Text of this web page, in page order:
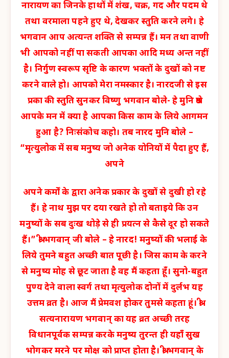
नारायण का जिनके हाथों में शंख, चक्र, गद और पदम थे
तथा वरमाला पहने हुए थे, देखकर स्तुति करने लगे। हे
भगवान आप अत्यन्त शक्ति से सम्पन्न हैं। मन तथा वाणी
भी आपको नहीं पा सकती आपका आदि मध्य अन्त नहीं
है। निर्गुण स्वरूप सृष्टि के कारण भक्तों के दुखों को नष्ट
करने वाले हो। आपको मेरा नमस्कार है। नारदजी से इस
प्रका की स्तुति सुनकर विष्णु भगवान बोले- हे मुनि श्रेष्ठ
आपके मन में क्या है आपका किस काम के लिये आगमन
हुआ है? निःसंकोच कहो। तब नारद मुनि बोले –
“मृत्युलोक में सब मनुष्य जो अनेक योनियों में पैदा हुए हैं,
अपने
अपने कर्मों के द्वारा अनेक प्रकार के दुखों से दुखी हो रहे
हैं। हे नाथ मुझ पर दया रखते हो तो बताइये कि उन
मनुष्यों के सब दुःख थोड़े से ही प्रयत्न से कैसे दूर हो सकते
हैं।” श्री भगवान् जी बोले – हे नारद! मनुष्यों की भलाई के
लिये तुमने बहुत अच्छी बात पूछी है। जिस काम के करने
से मनुष्य मोह से छूट जाता है वह मैं कहता हूँ। सुनो-बहुत
पुण्य देने वाला स्वर्ग तथा मृत्युलोक दोनों में दुर्लभ यह
उत्तम व्रत है। आज मैं प्रेमवश होकर तुमसे कहता हूं। श्री
सत्यनारायण भगवान् का यह व्रत अच्छी तरह
विधानपूर्वक सम्पन्न करके मनुष्य तुरन्त ही यहाँ सुख
भोगकर मरने पर मोक्ष को प्राप्त होता है। श्री भगवान् के